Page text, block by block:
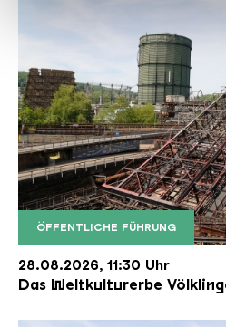
ÖFFENTLICHE FÜHRUNG
Der Erzschrägaufzug der
Copyright: Weltkulturerbe
28.08.2026, 11:30 Uhr
Das Weltkulturerbe